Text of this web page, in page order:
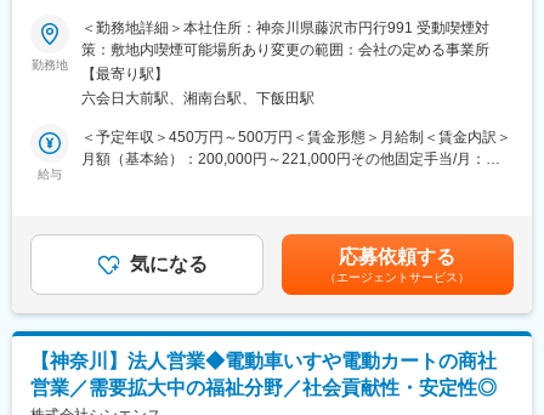
■一日の仕事の流れ：
納品から1週間後にお客様にお電話し、用具の使い心地や他に必要
なものを確認。その後は半年に1回の頻度でお客様宅を訪問しま
す。またケアマネージャーさんや介護スタッフとともに、お客様
様の現状を報告したり、新商品を紹介したりすることもありま
す。
の出来事の共有をはじめ、各自の振り返り、新商品取扱い時の商
品説明会なども行なっています。◎未経験から始められます。
・入社後2ヵ月間は当社の事業を理解する期間です。ビジネスマナ
ーの習得、事業理解、他部署での業務体験などをしていただきま
す。
・福祉用具専門相談員の資格取得に向けた講習（50時間）も受
講。もちろん、費用は会社負担です。その後は、先輩営業が同行
し、独り立ちまで支援します。
■業務概要：
◇当医療法人の本部スタッフとして、主に下記の業務を担当しま
す。
◇今回はバックオフィスの強化を図るため法人経営本部で活躍す
る事務職を募集しています。
◇様々な職員と連携しながら仕事を進めることが特徴です。
◇採用業務全般※求人媒体選定、日程調整、面接、合否連絡など
◇入職オリエンテーション
◇外国人特定技能の採用、雇用管理、業者対応
■職場環境：
勤務地
＜勤務地詳細＞本社住所：神奈川県藤沢市円行991 受動喫煙対
策：敷地内喫煙可能場所あり変更の範囲：会社の定める事業所
【最寄り駅】
六会日大前駅、湘南台駅、下飯田駅
給与
＜予定年収＞450万円～500万円＜賃金形態＞月給制＜賃金内訳＞
月額（基本給）：200,000円～221,000円その他固定手当/月：
2万円～4万円）■別途、該当者には皆勤手当（月5000円）ほか、
住宅手当、家族手当など支給■賞与：年2回■昇給：年1回賃金はあ
くまでも目安の金額であり、選考を通じて上下する可能性があり
ます。月給(月額)は固定手当を含めた表記です。
気になる 応募依頼する
（エージェントサービス）
【神奈川】法人営業◆電動車いすや電動カートの商社
営業／需要拡大中の福祉分野／社会貢献性・安定性◎